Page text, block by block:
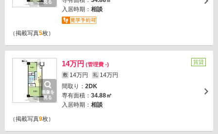
見る
入居時期： 相談
（掲載写真5枚）
画像を
見る
14万円 (管理費 -)
敷 14万円 礼 14万円
間取り： 2DK
専有面積： 34.88㎡
入居時期： 相談
賃貸
（掲載写真9枚）